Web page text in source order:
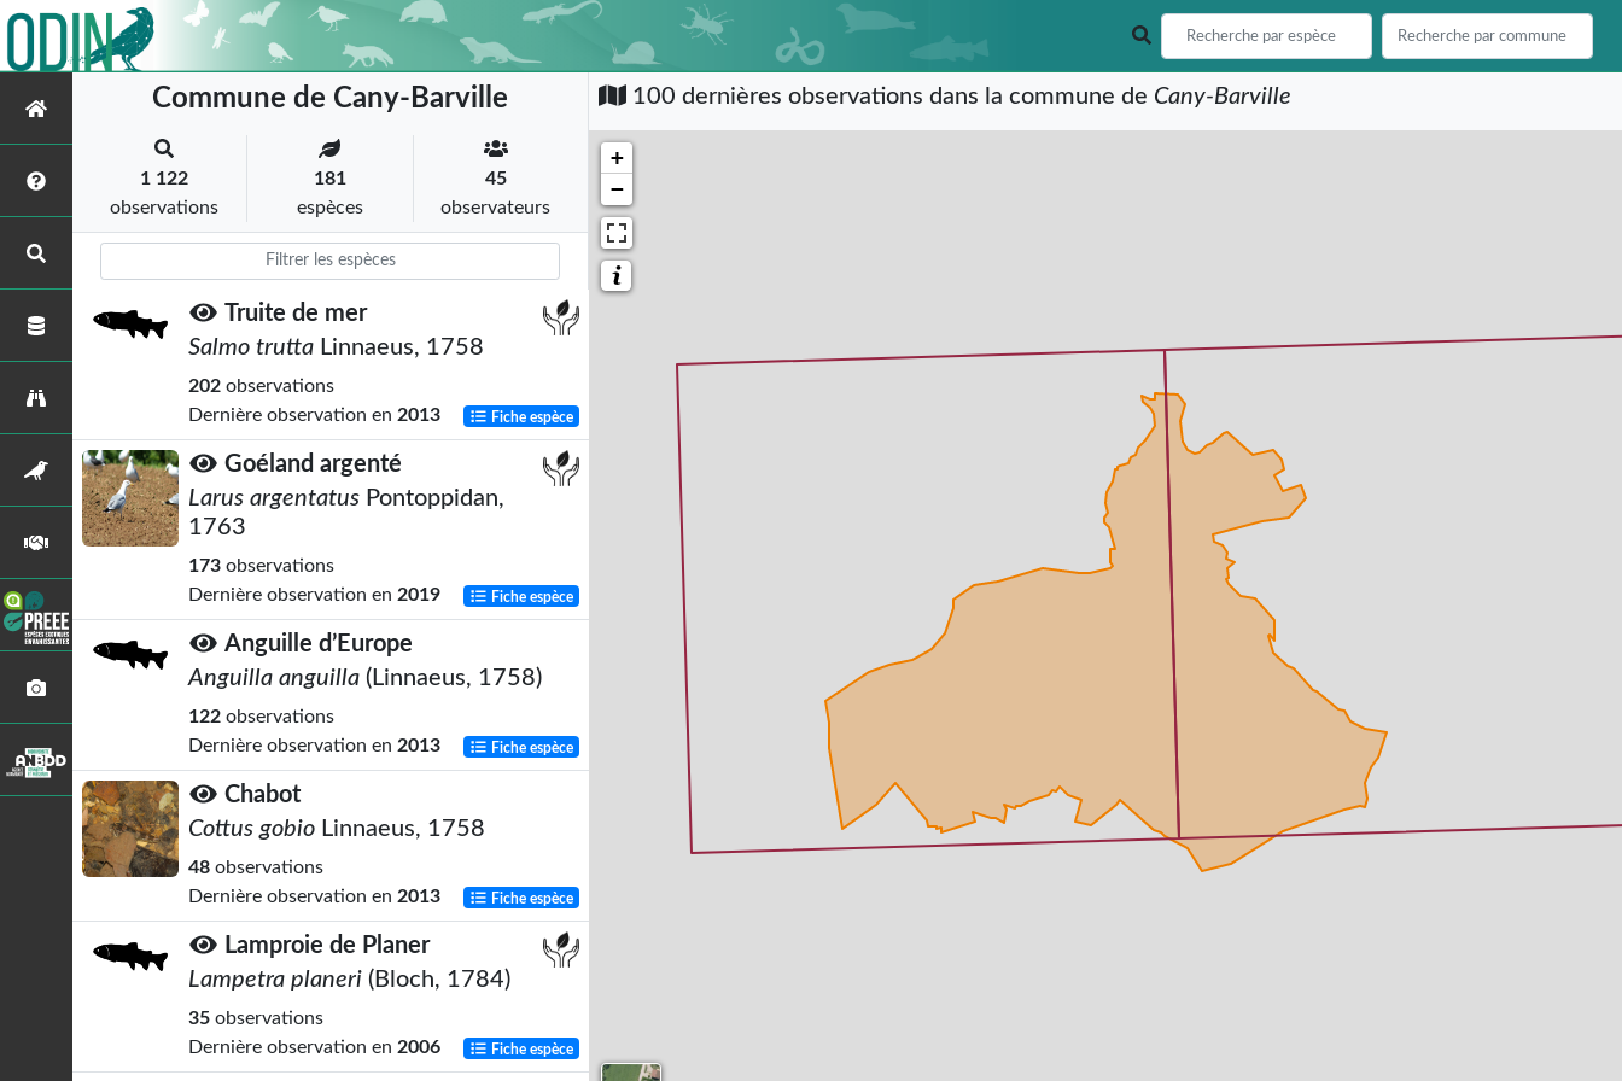
Commune de Cany-Barville
1 122
observations
181
espèces
45
observateurs
Truite de mer
Salmo trutta Linnaeus, 1758
202 observations
Dernière observation en 2013 Fiche espèce
Goéland argenté
Larus argentatus Pontoppidan,
1763
173 observations
Dernière observation en 2019 Fiche espèce
Anguille d’Europe
Anguilla anguilla (Linnaeus, 1758)
122 observations
Dernière observation en 2013 Fiche espèce
Chabot
Cottus gobio Linnaeus, 1758
48 observations
Dernière observation en 2013 Fiche espèce
Lamproie de Planer
Lampetra planeri (Bloch, 1784)
35 observations
Dernière observation en 2006 Fiche espèce
100 dernières observations dans la commune de Cany-Barville
+
−